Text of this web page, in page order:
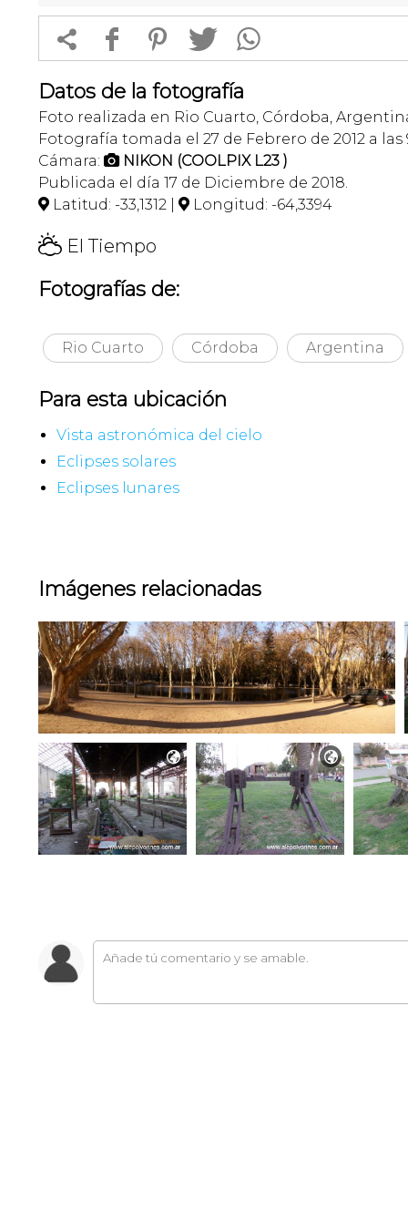
 f 1 T 
Datos de la fotografía
Foto realizada en Rio Cuarto, Córdoba,
Fotografía tomada el 27 de Febrero de 2012 a las
Cámara:  NIKON (COOLPIX L23 )
Publicada el día 17 de Diciembre de 2018.
 Latitud: -33,1312 |  Longitud: -64,3394
H El Tiempo
Fotografías de:
Rio Cuarto Córdoba Argentina
Para esta ubicación
Vista astronómica del cielo
Eclipses solares
Eclipses lunares
Imágenes relacionadas
 